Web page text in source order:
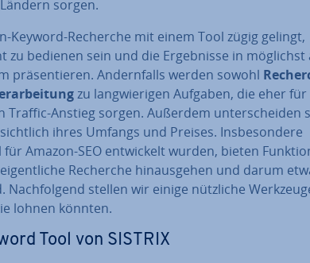
sorgen.
Keyword-Recherche mit einem Tool zügig gelingt,
zu bedienen sein und die Er­geb­nis­se in
prä­sen­tie­ren. An­dern­falls werden sowohl
zu lang­wie­ri­gen Aufgaben, die eher für
Traffic-Anstieg sorgen. Außerdem un­ter­schei­den
ihres Umfangs und Preises. Ins­be­son­de­re
für Amazon-SEO ent­wi­ckelt wurden, bieten
Recherche hin­aus­ge­hen und darum
Nach­fol­gend stellen wir einige nützliche
lohnen könnten.
Tool von SISTRIX